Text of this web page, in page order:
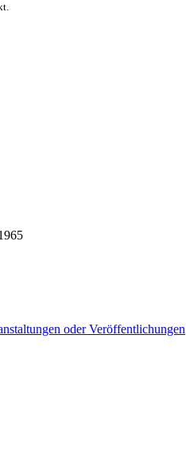
oder Veröffentlichungen